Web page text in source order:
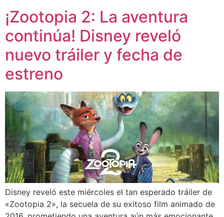
¡Zootopia 2: La aventura
continúa! Disney reveló
nuevo tráiler y fecha de
estreno
Disney reveló este miércoles el tan esperado tráiler de
«Zootopia 2», la secuela de su exitoso film animado de